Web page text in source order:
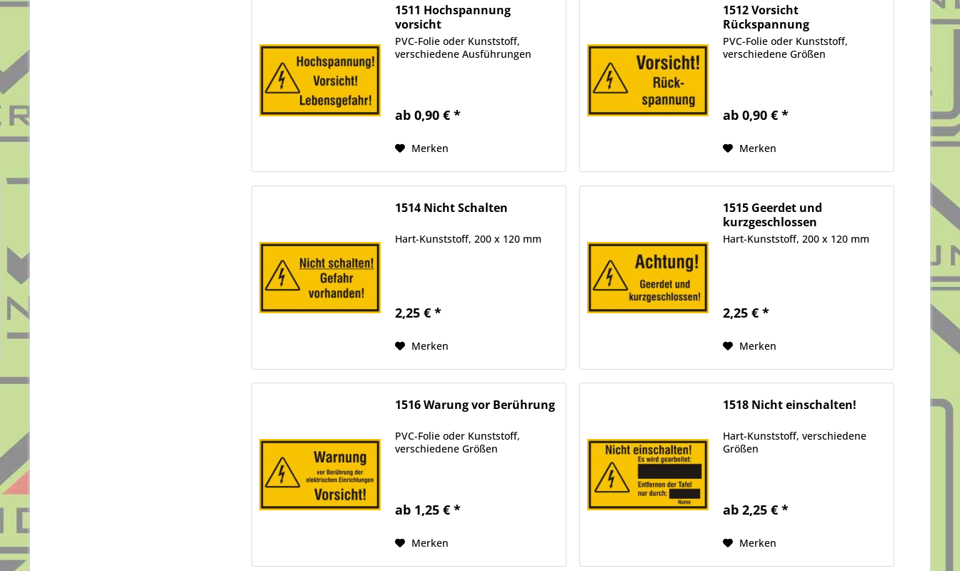
1511 Hochspannung
vorsicht
PVC-Folie oder Kunststoff,
verschiedene Ausführungen
ab 0,90 € *
Merken
1512 Vorsicht
Rückspannung
PVC-Folie oder Kunststoff,
verschiedene Größen
ab 0,90 € *
Merken
1514 Nicht Schalten
Hart-Kunststoff, 200 x 120 mm
2,25 € *
Merken
1515 Geerdet und
kurzgeschlossen
Hart-Kunststoff, 200 x 120 mm
2,25 € *
Merken
1516 Warung vor Berührung
PVC-Folie oder Kunststoff,
verschiedene Größen
ab 1,25 € *
Merken
1518 Nicht einschalten!
Hart-Kunststoff, verschiedene
Größen
ab 2,25 € *
Merken